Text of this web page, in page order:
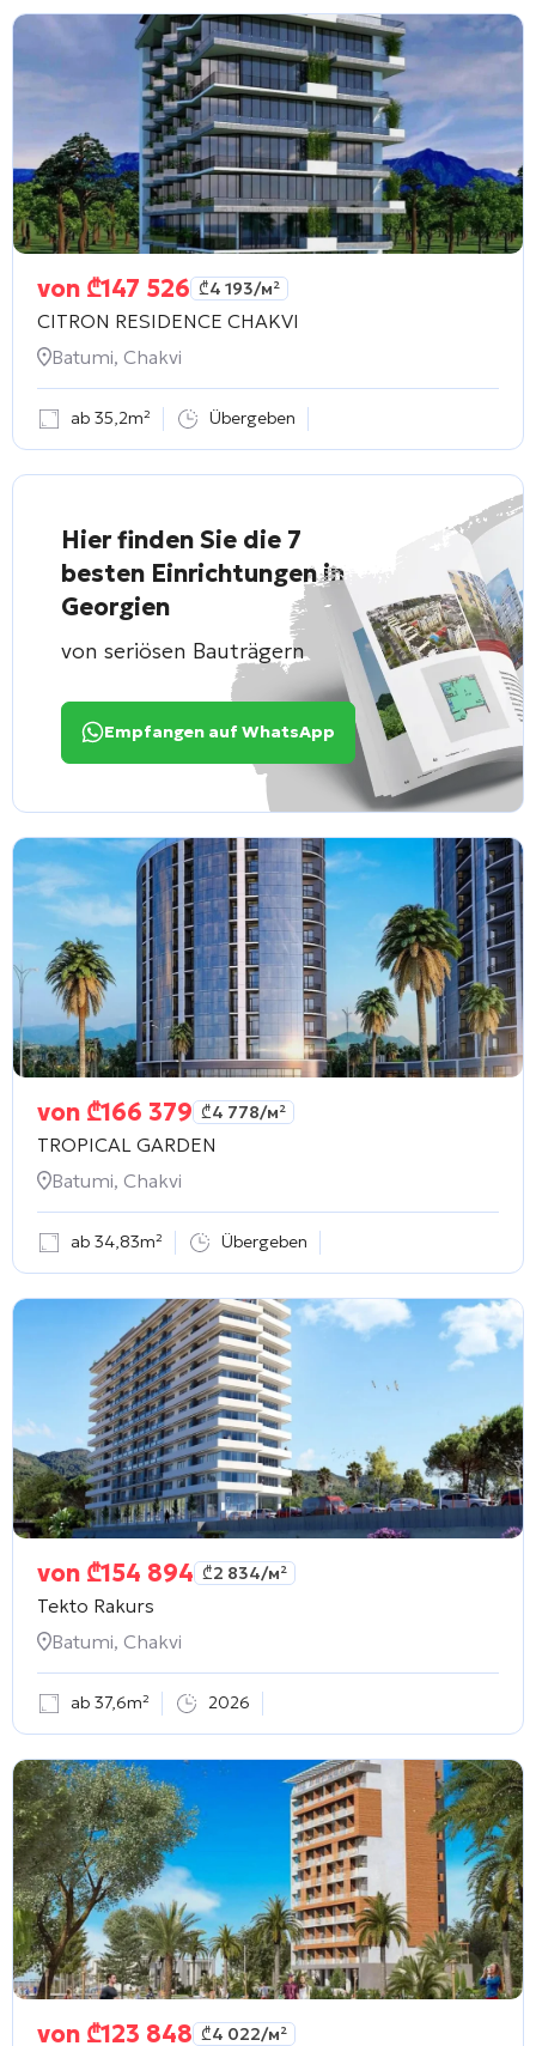
von ₾147 526 ₾4 193/м²
CITRON RESIDENCE CHAKVI
Batumi, Chakvi
ab 35,2m² Übergeben
Hier finden Sie die 7
besten Einrichtungen in
Georgien
von seriösen Bauträgern
Empfangen auf WhatsApp
von ₾166 379 ₾4 778/м²
TROPICAL GARDEN
Batumi, Chakvi
ab 34,83m² Übergeben
von ₾154 894 ₾2 834/м²
Tekto Rakurs
Batumi, Chakvi
ab 37,6m² 2026
von ₾123 848 ₾4 022/м²